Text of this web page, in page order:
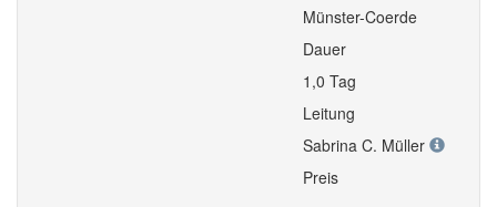
Münster-Coerde
Dauer
1,0 Tag
Leitung
Sabrina C. Müller
Preis